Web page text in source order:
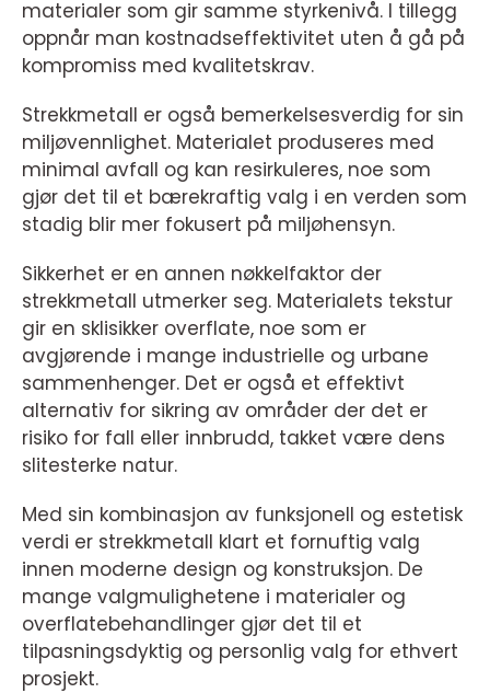
materialer som gir samme styrkenivå. I tillegg
oppnår man kostnadseffektivitet uten å gå på
kompromiss med kvalitetskrav.
Strekkmetall er også bemerkelsesverdig for sin
miljøvennlighet. Materialet produseres med
minimal avfall og kan resirkuleres, noe som
gjør det til et bærekraftig valg i en verden som
stadig blir mer fokusert på miljøhensyn.
Sikkerhet er en annen nøkkelfaktor der
strekkmetall utmerker seg. Materialets tekstur
gir en sklisikker overflate, noe som er
avgjørende i mange industrielle og urbane
sammenhenger. Det er også et effektivt
alternativ for sikring av områder der det er
risiko for fall eller innbrudd, takket være dens
slitesterke natur.
Med sin kombinasjon av funksjonell og estetisk
verdi er strekkmetall klart et fornuftig valg
innen moderne design og konstruksjon. De
mange valgmulighetene i materialer og
overflatebehandlinger gjør det til et
tilpasningsdyktig og personlig valg for ethvert
prosjekt.